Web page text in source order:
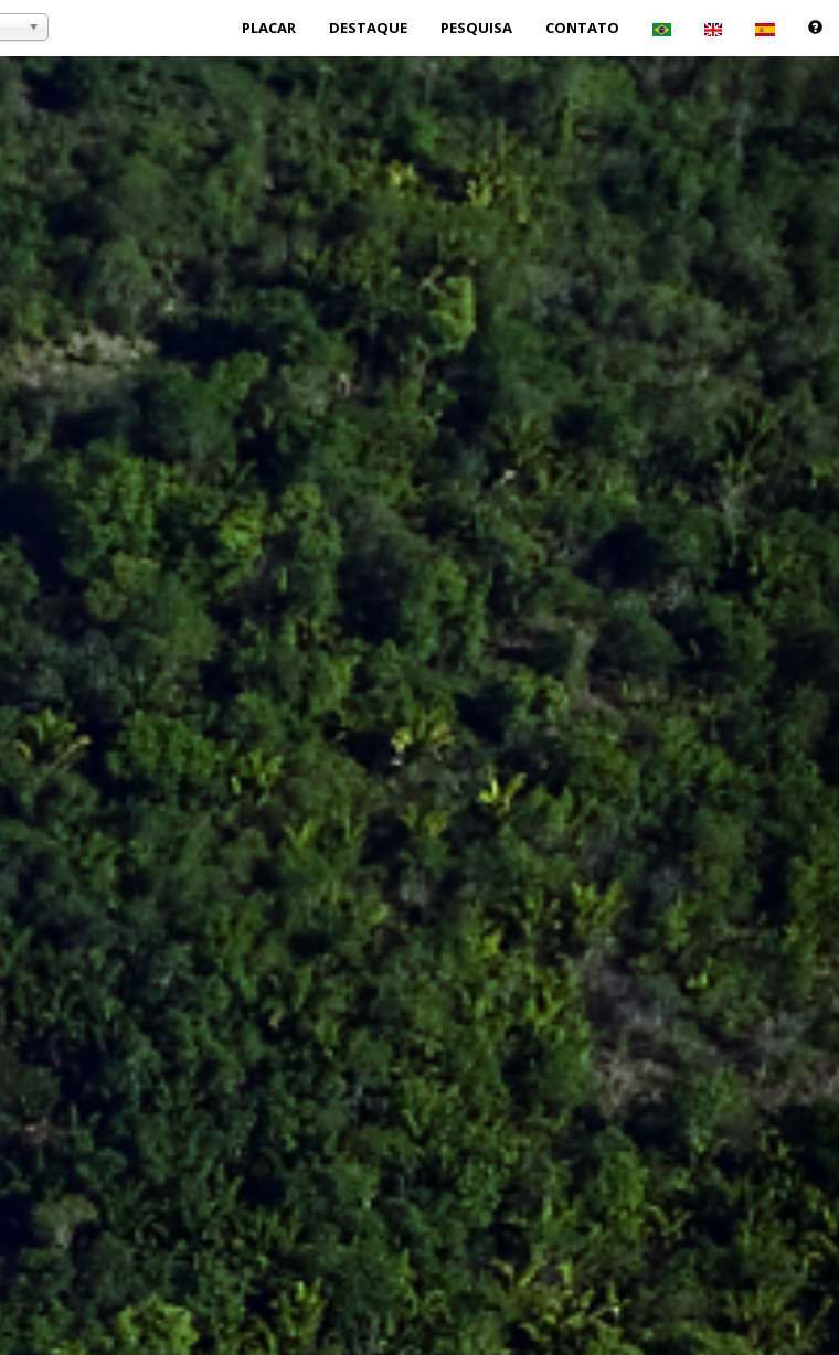
PLACAR DESTAQUE PESQUISA CONTATO Próxima